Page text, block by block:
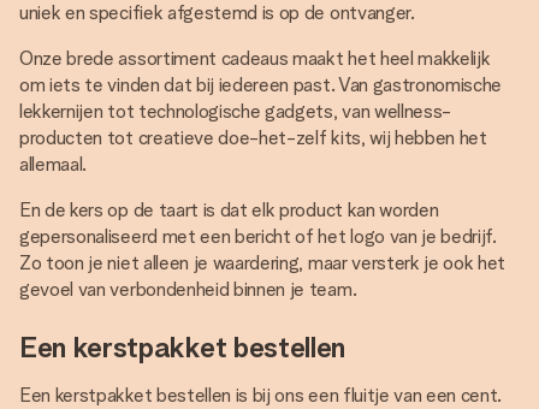
uniek en specifiek afgestemd is op de ontvanger.
Onze brede assortiment cadeaus maakt het heel makkelijk
om iets te vinden dat bij iedereen past. Van gastronomische
lekkernijen tot technologische gadgets, van wellness-
producten tot creatieve doe-het-zelf kits, wij hebben het
allemaal.
En de kers op de taart is dat elk product kan worden
gepersonaliseerd met een bericht of het logo van je bedrijf.
Zo toon je niet alleen je waardering, maar versterk je ook het
gevoel van verbondenheid binnen je team.
Een kerstpakket bestellen
Een kerstpakket bestellen is bij ons een fluitje van een cent.